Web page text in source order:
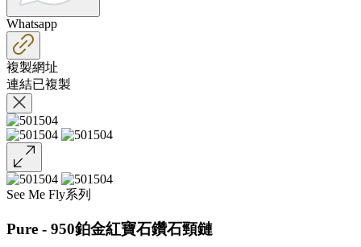
Whatsapp
複製網址
連結已複製
See Me Fly系列
Pure - 950鉑金紅寶石鑽石頸鏈